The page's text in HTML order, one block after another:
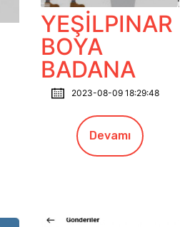
YEŞİLPINAR
BOYA
BADANA
2023-08-09 18:29:48
Devamı